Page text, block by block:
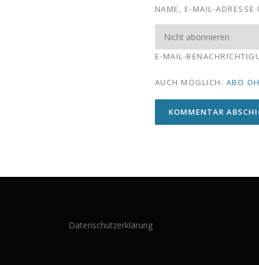
NAME, E-MAIL-ADRESSE
E-MAIL-
AUCH MÖGLICH: ABO
Datenschutzerklärung